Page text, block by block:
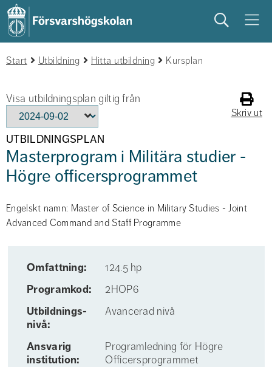
Sök Meny
studera på campus studentliv
Start Utbildning Hitta utbildning Kursplan
Skriv ut
Visa utbildningsplan giltig från
UTBILDNINGSPLAN
Masterprogram i Militära studier -
Högre officersprogrammet
Engelskt namn: Master of Science in Military Studies - Joint
Advanced Command and Staff Programme
Omfattning:
124.5 hp
Programkod:
2HOP6
Utbildnings­
nivå:
Avancerad nivå
Ansvarig
institution:
Programledning för Högre
Officersprogrammet